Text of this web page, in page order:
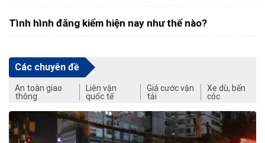
Tình hình đăng kiểm hiện nay như thế nào?
Các chuyên đề
An toàn giao
thông
Liên vận
quốc tế
Giá cước vận
tải
Xe dù, bến
cóc